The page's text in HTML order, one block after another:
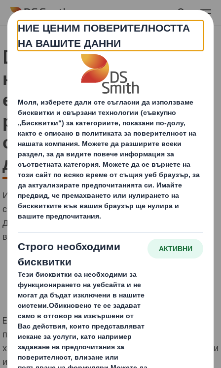
Skip to main content
DS Smith и ECOWipes
намаляват вредните
емисии с 10% и
разходите с 30% чрез
оптимизация на
дисплейните опаковки
Имплементираното решение позволява 30%
спестявания по цялата верига на доставка.
Допълнителен ефект от тези дейности е намалени
вредни емисии с 10%
EcoWipes е производител на нетъкан текстил
предимно използван в продукти за деца, козметика,
хигиена и домакинство. Компанията постоянно търси
иновации и оптимизации. Ние приложихме нашия